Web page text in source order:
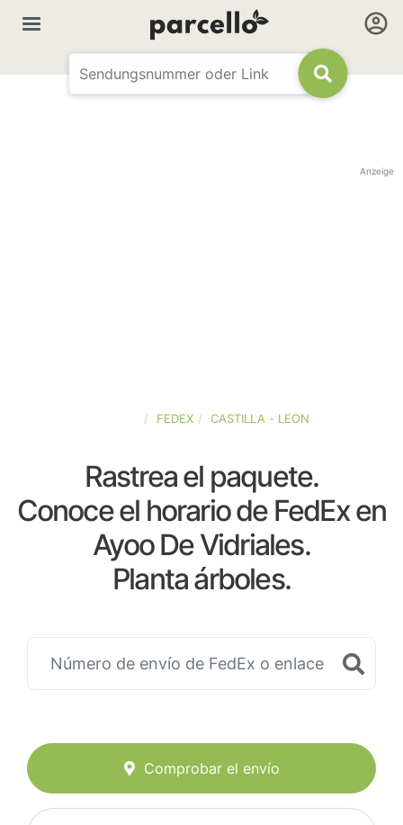
Anzeige
FEDEX CASTILLA - LEON
Rastrea el paquete.
Conoce el horario de FedEx en
Ayoo De Vidriales.
Planta árboles.
Comprobar el envío